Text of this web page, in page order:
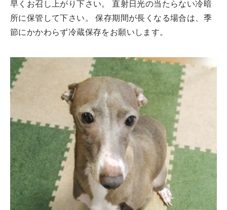
早くお召し上がり下さい。 直射日光の当たらない冷暗
所に保管して下さい。 保存期間が長くなる場合は、季
節にかかわらず冷蔵保存をお願いします。